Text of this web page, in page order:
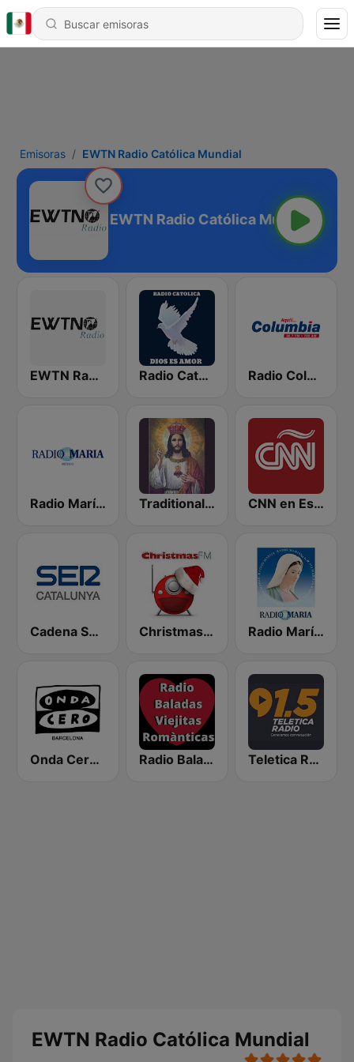
Emisoras EWTN Radio Católica Mundial
EWTN Radio Católica Mundial
EWTN Radio Radio Catolica Radio Columbia
Radio María México Traditional Catholic Radio CNN en Español
Cadena SER Catalunya Christmas FM Radio María Costa Rica
Onda Cero Barcelona Radio Baladas Viejitas Románticas Teletica Radio 91.5 FM
EWTN Radio Católica Mundial